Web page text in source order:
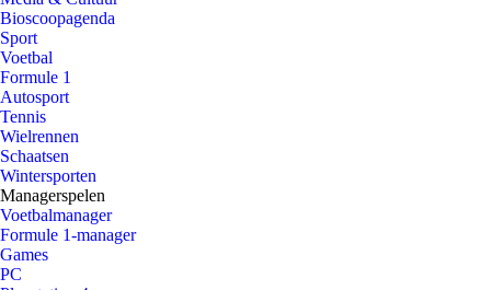
Bioscoopagenda
Sport
Voetbal
Formule 1
Autosport
Tennis
Wielrennen
Schaatsen
Wintersporten
Managerspelen
Voetbalmanager
Formule 1-manager
Games
PC